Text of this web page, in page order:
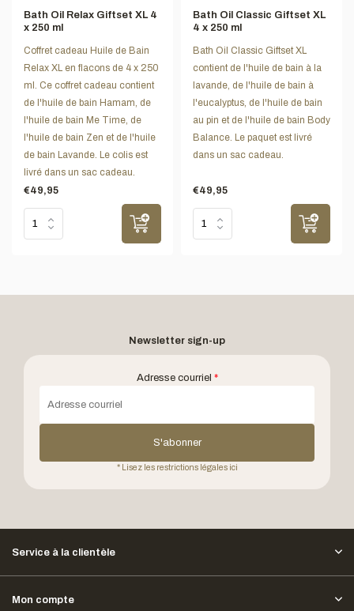
Bath Oil Relax Giftset XL 4
x 250 ml
Coffret cadeau Huile de Bain
Relax XL en flacons de 4 x 250
ml. Ce coffret cadeau contient
de l'huile de bain Hamam, de
l'huile de bain Me Time, de
l'huile de bain Zen et de l'huile
de bain Lavande. Le colis est
livré dans un sac cadeau.
€49,95
Bath Oil Classic Giftset XL
4 x 250 ml
Bath Oil Classic Giftset XL
contient de l'huile de bain à la
lavande, de l'huile de bain à
l'eucalyptus, de l'huile de bain
au pin et de l'huile de bain Body
Balance. Le paquet est livré
dans un sac cadeau.
€49,95
Newsletter sign-up
Adresse courriel *
S'abonner
* Lisez les restrictions légales ici
Service à la clientèle
Mon compte